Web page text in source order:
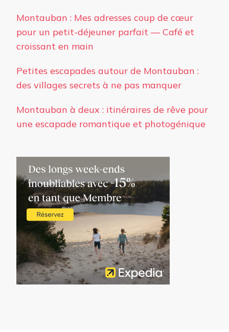
Montauban : Mes adresses coup de cœur
pour un petit-déjeuner parfait — Café et
croissant en main
Petites escapades autour de Montauban :
des villages secrets à ne pas manquer
Montauban à deux : itinéraires de rêve pour
une escapade romantique et photogénique